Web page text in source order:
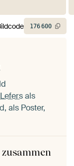
als
als Poster,
176600